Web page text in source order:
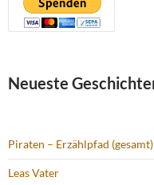
Neueste
Piraten – Erzählpfad (gesamt)
Leas Vater